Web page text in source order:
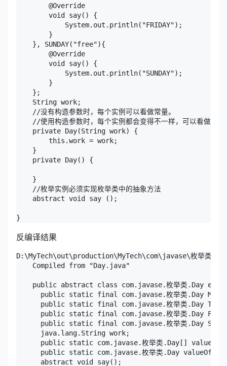
        @Override
        void say() {
            System.out.println("FRIDAY");
        }
    }, SUNDAY("free"){
        @Override
        void say() {
            System.out.println("SUNDAY");
        }
    };
    String work;
    //没有构造参数时，每个实例可以看做常量。
//使用构造参数时，每个实例都会变得不一样，可以看做不
    private Day(String work) {
        this.work = work;
    }
    private Day() {
    }
    //枚举实例必须实现枚举类中的抽象方法
    abstract void say ();
}
反编译结果
D:\MyTech\out\production\MyTech\com\javase\枚举类
    Compiled from "Day.java"
public abstract class com.javase.枚举类.Day
public static final com.javase.枚举类.Day
public static final com.javase.枚举类.Day
public static final com.javase.枚举类.Day
public static final com.javase.枚举类.Day
      java.lang.String work;
public static com.javase.枚举类.Day[]
public static com.javase.枚举类.Day
      abstract void say();